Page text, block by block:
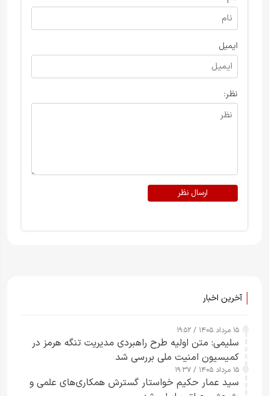
ایمیل
نظر:
ارسال نظر
آخرین اخبار
۱۵ مرداد ۱۴۰۵ / ۱۹:۵۲
سلیمی: متن اولیه طرح راهبردی مدیریت تنگه هرمز در
کمیسیون امنیت ملی بررسی شد
۱۵ مرداد ۱۴۰۵ / ۱۹:۳۷
سید عمار حکیم خواستار گسترش همکاری‌های علمی و